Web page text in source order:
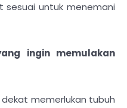
sesuai untuk menemani
ingin memulakan
memerlukan tubuh